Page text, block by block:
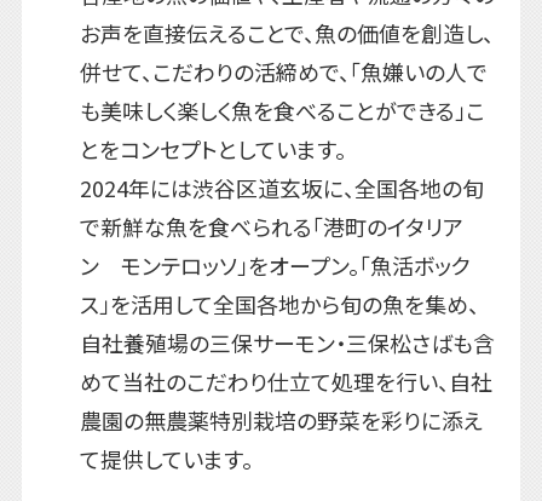
お声を直接伝えることで、魚の価値を創造し、
併せて、こだわりの活締めで、「魚嫌いの人で
も美味しく楽しく魚を食べることができる」こ
とをコンセプトとしています。
2024年には渋谷区道玄坂に、全国各地の旬
で新鮮な魚を食べられる「港町のイタリア
ン モンテロッソ」をオープン。「魚活ボック
ス」を活用して全国各地から旬の魚を集め、
自社養殖場の三保サーモン・三保松さばも含
めて当社のこだわり仕立て処理を行い、自社
農園の無農薬特別栽培の野菜を彩りに添え
て提供しています。